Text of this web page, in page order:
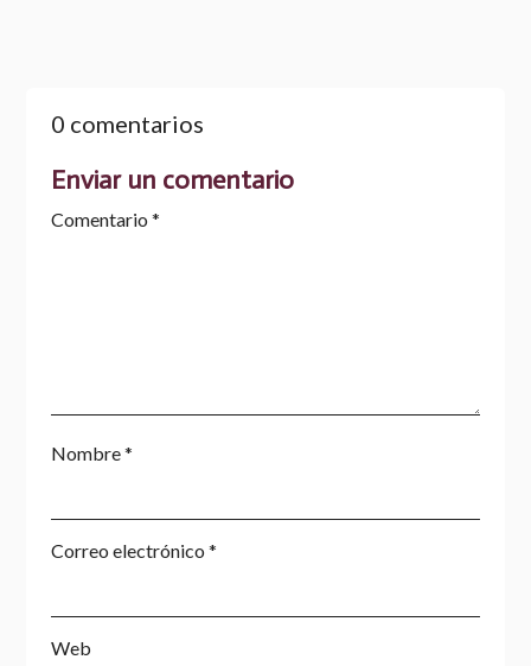
0 comentarios
Enviar un comentario
Comentario *
Nombre*
Correo electrónico *
Web